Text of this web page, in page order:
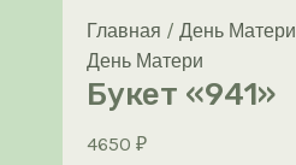
Главная / День Матери
День Матери
Букет «941»
4650 ₽